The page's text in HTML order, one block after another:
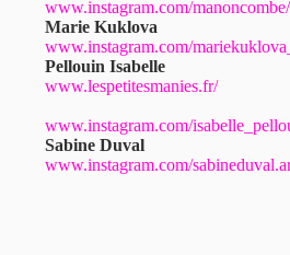
www.instagram.com/manoncombe/
Marie Kuklova
www.instagram.com/
Pellouin Isabelle
www.lespetitesmanies.fr/
www.instagram.com/
Sabine Duval
www.instagram.com/